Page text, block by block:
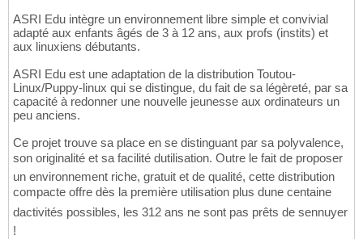
ASRI Edu intègre un environnement libre simple et convivial
adapté aux enfants âgés de 3 à 12 ans, aux profs (instits) et
aux linuxiens débutants.
ASRI Edu est une adaptation de la distribution Toutou-
Linux/Puppy-linux qui se distingue, du fait de sa légèreté, par sa
capacité à redonner une nouvelle jeunesse aux ordinateurs un
peu anciens.
Ce projet trouve sa place en se distinguant par sa polyvalence,
son originalité et sa facilité dutilisation. Outre le fait de proposer
un environnement riche, gratuit et de qualité, cette distribution
compacte offre dès la première utilisation plus dune centaine
dactivités possibles, les 312 ans ne sont pas prêts de sennuyer
!